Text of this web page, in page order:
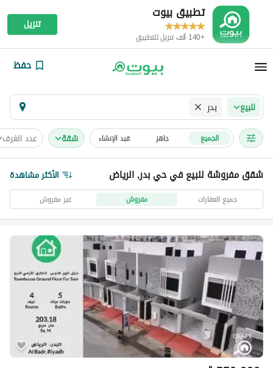
تطبيق بيوت
+140 ألف تنزيل للتطبيق
تنزيل
حفظ
للبيع بدر
الجميع جاهز قيد الإنشاء شقة عدد الغرف
شقق مفروشة للبيع في حي بدر, الرياض الأكثر مشاهدة
جميع العقارات مفروش غير مفروش